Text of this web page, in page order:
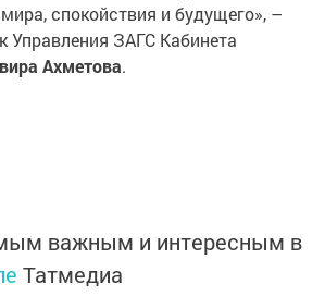
спокойствия и будущего», –
Управления ЗАГС Кабинета
Ахметова.
важным и интересным в
Татмедиа